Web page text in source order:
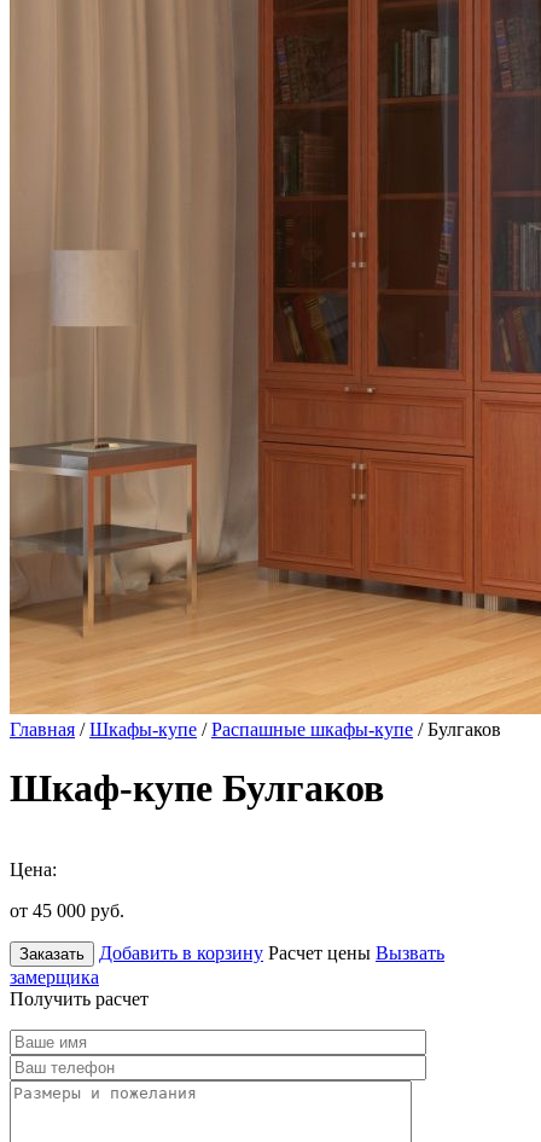
Главная /Шкафы-купе /Распашные шкафы-купе / Булгаков
Шкаф-купе Булгаков
Цена:
от 45 000 руб.
Заказать Добавить в корзину Расчет цены Вызвать
замерщика
Получить расчет